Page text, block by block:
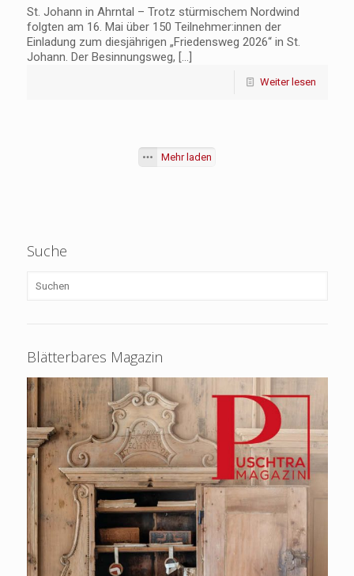
St. Johann in Ahrntal – Trotz stürmischem Nordwind
folgten am 16. Mai über 150 Teilnehmer:innen der
Einladung zum diesjährigen „Friedensweg 2026“ in St.
Johann. Der Besinnungsweg, […]
Weiter lesen
Mehr laden
Suche
Blätterbares Magazin